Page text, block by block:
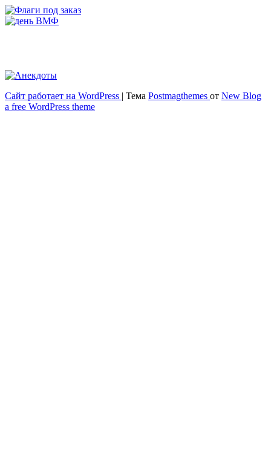
Весёлый и здоровый образ жизни
Сайт работает на WordPress | Тема Postmagthemes от New Blog
a free WordPress theme